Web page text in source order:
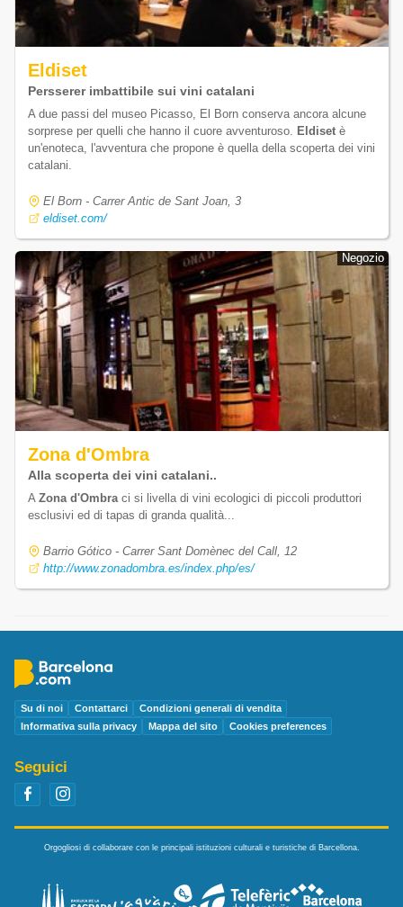
Eldiset
Persserer imbattibile sui vini catalani
A due passi del museo Picasso, El Born conserva ancora alcune
sorprese per quelli che hanno il cuore avventuroso. Eldiset è
un'enoteca, l'avventura che propone è quella della scoperta dei vini
catalani.
El Born - Carrer Antic de Sant Joan, 3
eldiset.com/
Negozio
Negozio
Zona d'Ombra
Alla scoperta dei vini catalani..
AZona d'Ombra ci si livella di vini ecologici di piccoli produttori
esclusivi ed di tapas di granda qualità...
Barrio Gótico - Carrer Sant Domènec del Call, 12
http://www.zonadombra.es/index.php/es/
Su di noi Contattarci
Condizioni generali di vendita
Informativa sulla privacy
Mappa del sito Cookies preferences
Seguici
Orgogliosi di collaborare con le principali istituzioni culturali e turistiche di Barcellona.